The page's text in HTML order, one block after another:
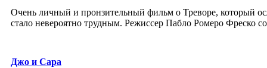
Очень личный и пронзительный фильм о Треворе, который
стало невероятно трудным. Режиссер Пабло Ромеро Фреско
Джо и Сара